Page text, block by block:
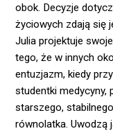
obok. Decyzje
życiowych zdają się
Julia projektuje
tego, że w innych
entuzjazm, kiedy
studentki medycyny,
starszego,
równolatka. Uwodzą